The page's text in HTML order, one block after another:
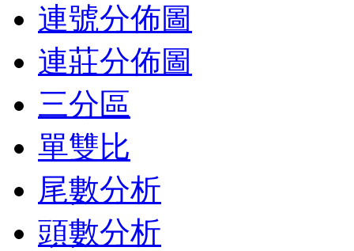
連號分佈圖
連莊分佈圖
三分區
單雙比
尾數分析
頭數分析